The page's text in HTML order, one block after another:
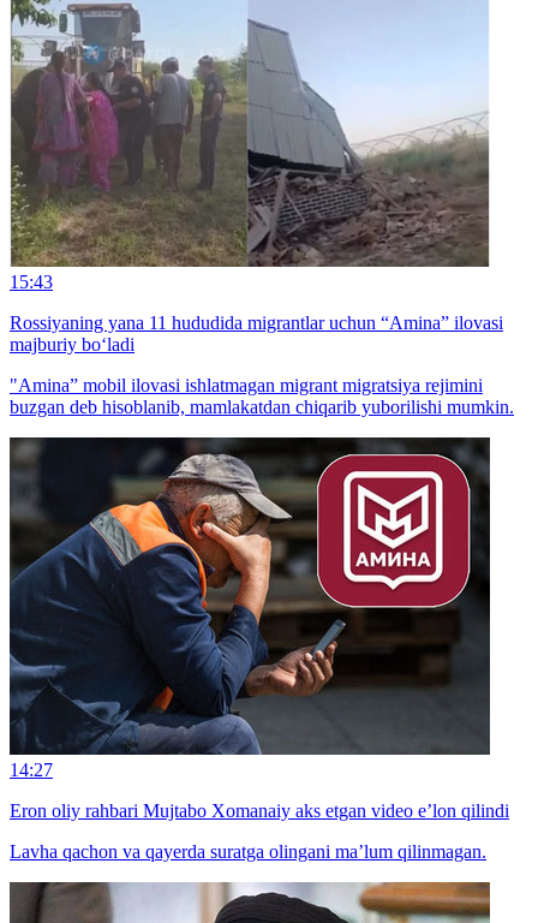
15:43
Rossiyaning yana 11 hududida migrantlar uchun “Amina” ilovasi
majburiy bo‘ladi
"Amina” mobil ilovasi ishlatmagan migrant migratsiya rejimini
buzgan deb hisoblanib, mamlakatdan chiqarib yuborilishi mumkin.
14:27
Eron oliy rahbari Mujtabo Xomanaiy aks etgan video e’lon qilindi
Lavha qachon va qayerda suratga olingani ma’lum qilinmagan.